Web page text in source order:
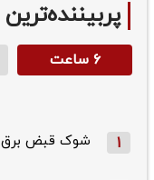
پربیننده‌ترین
۶ ساعت
1 شوک قبض برق